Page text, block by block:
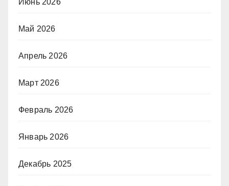
Июнь 2026
Май 2026
Апрель 2026
Март 2026
Февраль 2026
Январь 2026
Декабрь 2025